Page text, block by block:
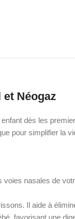
Néogaz
dès les
pour simplifier la
nasales de
Il aide à
favorisant une